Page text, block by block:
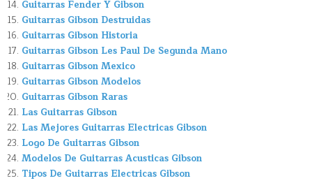
Guitarras Fender Y Gibson
Guitarras Gibson Destruidas
Guitarras Gibson Historia
Guitarras Gibson Les Paul De Segunda Mano
Guitarras Gibson Mexico
Guitarras Gibson Modelos
Guitarras Gibson Raras
Las Guitarras Gibson
Las Mejores Guitarras Electricas Gibson
Logo De Guitarras Gibson
Modelos De Guitarras Acusticas Gibson
Tipos De Guitarras Electricas Gibson